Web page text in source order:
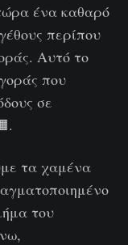
ένα καθαρό
περίπου
Αυτό το
που
σε
τα χαμένα
του